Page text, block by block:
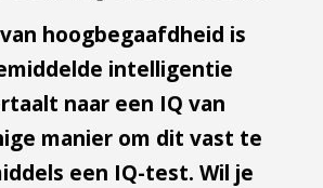
hoogbegaafdheid is
intelligentie
naar een IQ van
manier om dit vast te
een IQ-test. Wil je